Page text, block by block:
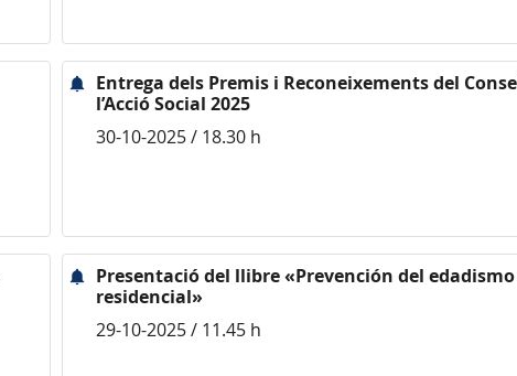
Entrega dels Premis i Reconeixements del
l’Acció Social 2025
30-10-2025 / 18.30 h
Presentació del llibre «Prevención del
residencial»
29-10-2025 / 11.45 h